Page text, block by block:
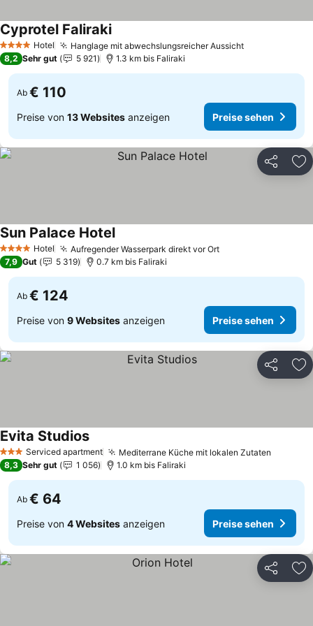
4 Sterne Hotel Hanglage mit abwechslungsreicher AussichtPreise sehen
Cyprotel FalirakiPreise sehen
8,2 Sehr gut 5 921 1.3 km bis Faliraki
Ab € 110
Preise von 13 Websites anzeigen Preise sehen
Teilen
4 Sterne Hotel Aufregender Wasserpark direkt vor OrtPreise sehen
Sun Palace HotelPreise sehen
7,9 Gut 5 319 0.7 km bis Faliraki
Ab € 124
Preise von 9 Websites anzeigen Preise sehen
Teilen
3 SterneServiced apartment Mediterrane Küche mit lokalen Zutaten
Evita StudiosPreise sehen
8,3 Sehr gut 1 056 1.0 km bis Faliraki
Ab € 64
Preise von 4 Websites anzeigen Preise sehen
Teilen